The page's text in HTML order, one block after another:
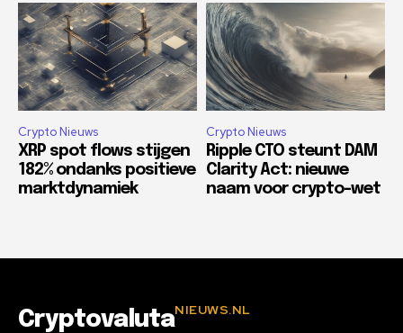
Crypto Nieuws
XRP spot flows stijgen
182% ondanks positieve
marktdynamiek
Crypto Nieuws
Ripple CTO steunt DAM
Clarity Act: nieuwe
naam voor crypto-wet
CryptovalutaNIEUWS.NL